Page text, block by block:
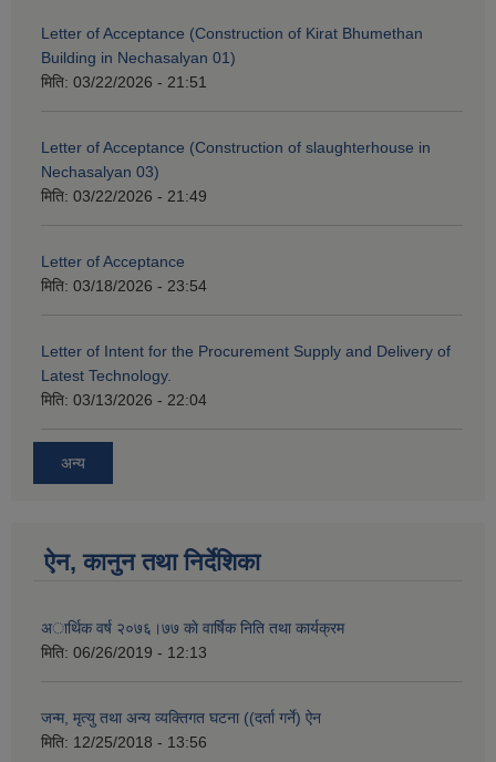
Letter of Acceptance (Construction of Kirat Bhumethan
Building in Nechasalyan 01)
मिति: 03/22/2026 - 21:51
Letter of Acceptance (Construction of slaughterhouse in
Nechasalyan 03)
मिति: 03/22/2026 - 21:49
Letter of Acceptance
मिति: 03/18/2026 - 23:54
Letter of Intent for the Procurement Supply and Delivery of
Latest Technology.
मिति: 03/13/2026 - 22:04
अन्य
ऐन, कानुन तथा निर्देशिका
अार्थिक वर्ष २०७६।७७ काे वार्षिक निति तथा कार्यक्रम
मिति: 06/26/2019 - 12:13
जन्म, मृत्यु तथा अन्य व्यक्तिगत घटना ((दर्ता गर्ने) ऐन
मिति: 12/25/2018 - 13:56